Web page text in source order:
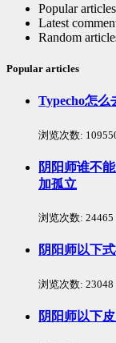
Popular articles
Latest
Random
Popular articles
Typecho怎么
浏览次数:
阴阳师谁不
加孤立
浏览次数: 24465
阴阳师以下
浏览次数: 23048
阴阳师以下